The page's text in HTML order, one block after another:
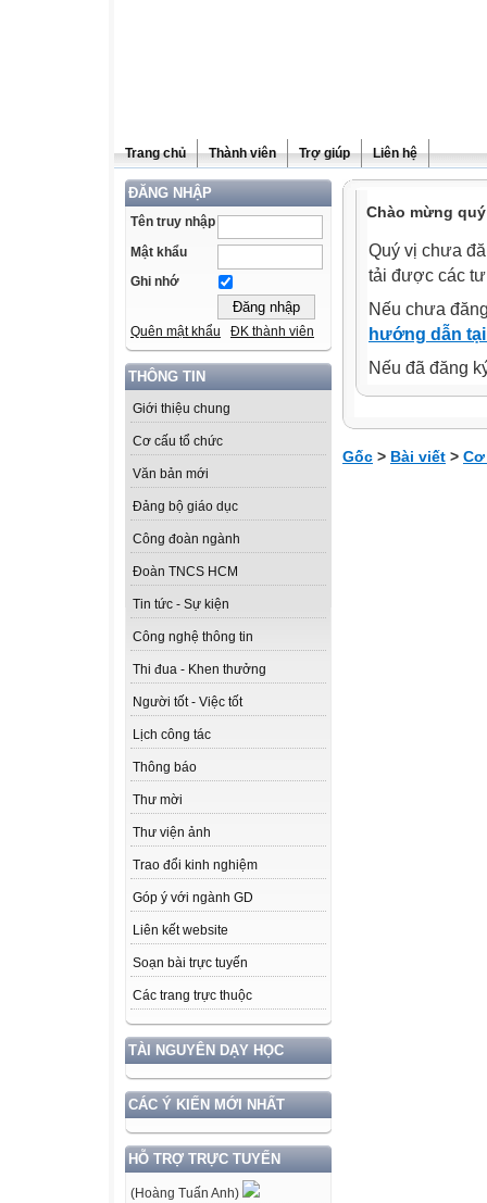
Trang chủ Thành viên Trợ giúp Liên hệ
ĐĂNG NHẬP
Tên truy nhập
Mật khẩu
Ghi nhớ
Quên mật khẩu ĐK thành viên
THÔNG TIN
Giới thiệu chung
Cơ cấu tổ chức
Văn bản mới
Đảng bộ giáo dục
Công đoàn ngành
Đoàn TNCS HCM
Tin tức - Sự kiện
Công nghệ thông tin
Thi đua - Khen thưởng
Người tốt - Việc tốt
Lịch công tác
Thông báo
Thư mời
Thư viện ảnh
Trao đổi kinh nghiệm
Góp ý với ngành GD
Liên kết website
Soạn bài trực tuyến
Các trang trực thuộc
TÀI NGUYÊN DẠY HỌC
CÁC Ý KIẾN MỚI NHẤT
HỖ TRỢ TRỰC TUYẾN
(Hoàng Tuấn Anh)
Chào mừng
Quý vị chưa
tải được các
Nếu chưa
hướng dẫn
Nếu đã đăng
Gốc > Bài viết >